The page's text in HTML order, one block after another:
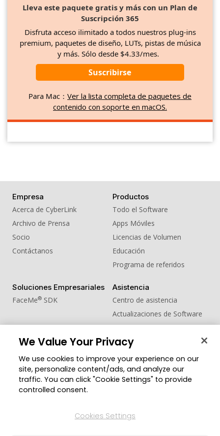
Lleva este paquete gratis y más con un Plan de
Suscripción 365
Disfruta acceso ilimitado a todos nuestros plug-ins
premium, paquetes de diseño, LUTs, pistas de música
y más. Sólo desde $4.33/mes.
Suscribirse
Para Mac： Ver la lista completa de paquetes de
contenido con soporte en macOS.
Empresa
Acerca de CyberLink
Archivo de Prensa
Socio
Contáctanos
Productos
Todo el Software
Apps Móviles
Licencias de Volumen
Educación
Programa de referidos
Soluciones Empresariales
FaceMe® SDK
Asistencia
Centro de asistencia
Actualizaciones de Software
Centro de Aprendizaje
Zona de Miembros
Blog
Cambiar región
We Value Your Privacy
We use cookies to improve your experience on our
site, personalize content/ads, and analyze our
traffic. You can click "Cookie Settings" to provide
controlled consent.
Cookies Settings